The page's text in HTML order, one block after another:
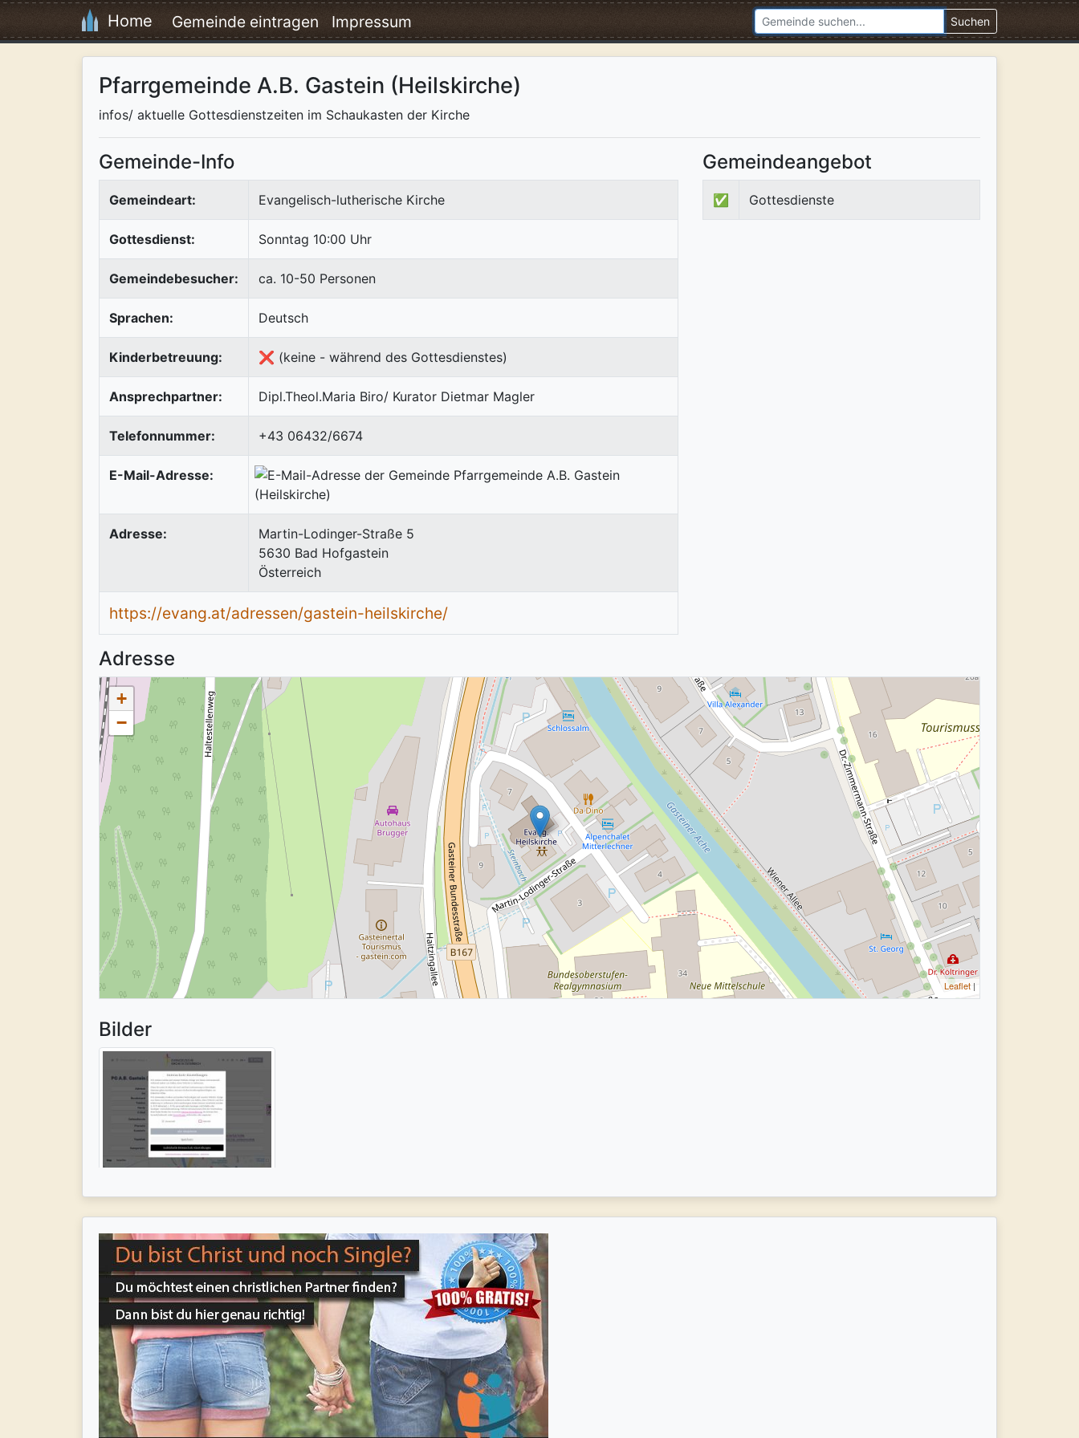
Home Gemeinde eintragen Impressum Suchen
Pfarrgemeinde A.B. Gastein (Heilskirche)
infos/ aktuelle Gottesdienstzeiten im Schaukasten der Kirche
Gemeinde-Info
Gemeindeart: Evangelisch-lutherische Kirche
Gottesdienst: Sonntag 10:00 Uhr
Gemeindebesucher: ca. 10-50 Personen
Sprachen: Deutsch
Kinderbetreuung: ❌ (keine - während des Gottesdienstes)
Ansprechpartner: Dipl.Theol.Maria Biro/ Kurator Dietmar Magler
Telefonnummer: +43 06432/6674
E-Mail-Adresse:
Adresse:
Martin-Lodinger-Straße 5
5630 Bad Hofgastein
Österreich
https://evang.at/adressen/gastein-heilskirche/
Gemeindeangebot
✅ Gottesdienste
Adresse
+
−
Leaflet |
Bilder